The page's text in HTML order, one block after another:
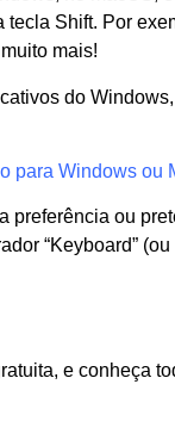
tecla Shift. Por
mais!
do
para Windows ou
ou
“Keyboard”
e conheça